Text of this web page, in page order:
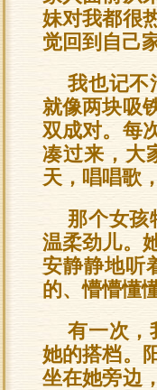
妹对我都很
觉回到自己
我也记不
就像两块吸
双成对。每
凑过来，大
天，唱唱歌
那个女孩
温柔劲儿。
安静静地听
的、懵懵懂
有一次，
她的搭档。
坐在她旁边